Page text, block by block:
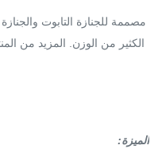
مصممة للجنازة التابوت
الكثير من الوزن. المزيد من
الميزة: